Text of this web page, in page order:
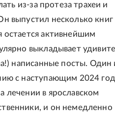
из-за протеза трахеи и
выпустил несколько книг
остается активнейшим
выкладывает
написанные посты. Один
с наступающим 2024
лечении в ярославском
и он немедленно